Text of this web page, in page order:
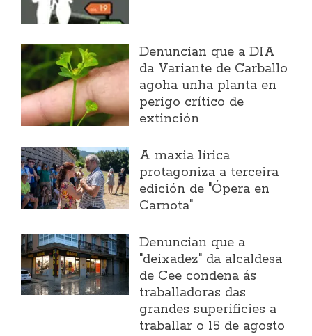
Denuncian que a DIA
da Variante de Carballo
agoha unha planta en
perigo crítico de
extinción
A maxia lírica
protagoniza a terceira
edición de "Ópera en
Carnota"
Denuncian que a
"deixadez" da alcaldesa
de Cee condena ás
traballadoras das
grandes superificies a
traballar o 15 de agosto